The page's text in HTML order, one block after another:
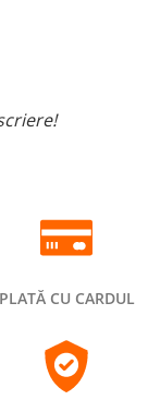
PLATĂ CU CARDUL